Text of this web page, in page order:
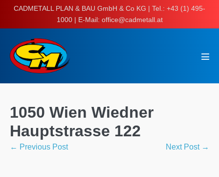
SkipCADMETALL PLAN & BAU GmbH & Co KG | Tel.: +43 (1) 495-
1000 | E-Mail: office@cadmetall.at
1050 Wien Wiedner
Hauptstrasse 122
Post
← Previous Post Next Post →